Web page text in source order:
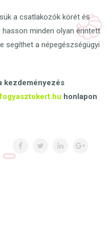
a csatlakozók körét és
minden olyan érintett
segíthet a népegészségügyi
kezdeményezés
honlapon